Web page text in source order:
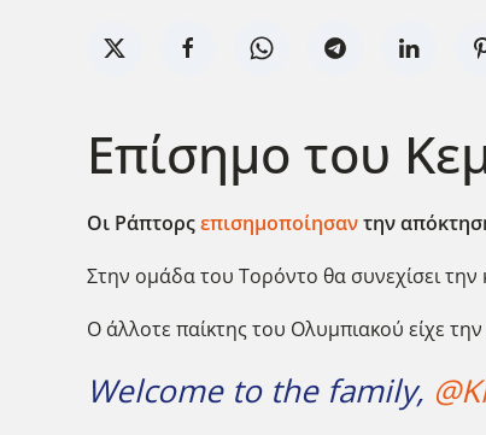
Επίσημο του
Οι Ράπτορςεπισημοποίησαντην
Στην ομάδα του Τορόντο θα συνεχίσει
Ο άλλοτε παίκτης του Ολυμπιακού είχε
Welcome to the family,